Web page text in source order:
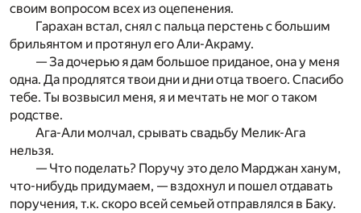
своим вопросом всех из оцепенения.
Гарахан встал, снял с пальца перстень с большим
брильянтом и протянул его Али-Акраму.
— За дочерью я дам большое приданое, она у меня
одна. Да продлятся твои дни и дни отца твоего. Спасибо
тебе. Ты возвысил меня, я и мечтать не мог о таком
родстве.
Ага-Али молчал, срывать свадьбу Мелик-Ага
нельзя.
— Что поделать? Поручу это дело Марджан ханум,
что-нибудь придумаем, — вздохнул и пошел отдавать
поручения, т.к. скоро всей семьей отправлялся в Баку.